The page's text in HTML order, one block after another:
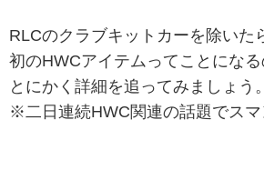
RLCのクラブキットカーを除いた
初のHWCアイテムってことになる
とにかく詳細を追ってみましょう。
※二日連続HWC関連の話題でスマ